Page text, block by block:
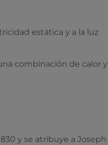
estática y a la luz
combinación de calor y
y se atribuye a Joseph